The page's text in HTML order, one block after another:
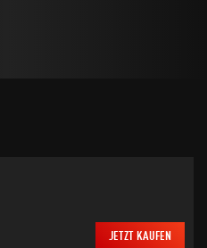
JETZT KAUFEN